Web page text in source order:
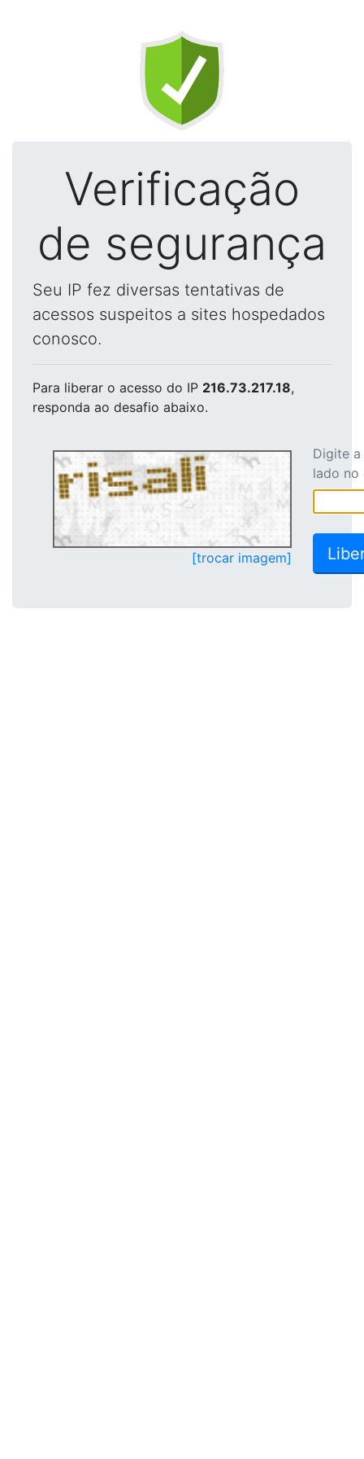
Verificação
de segurança
Seu IP fez diversas tentativas de
acessos suspeitos a sites hospedados
conosco.
Para liberar o acesso do IP 216.73.217.18,
responda ao desafio abaixo.
[trocar imagem]
Digite
lado no